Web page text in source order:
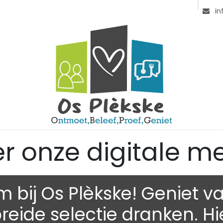
onze digitale
bij Os Plèkske! Geniet
selectie dranken.